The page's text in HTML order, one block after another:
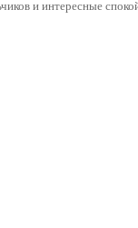
и интересные